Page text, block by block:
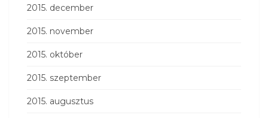
2015. december
2015. november
2015. október
2015. szeptember
2015. augusztus